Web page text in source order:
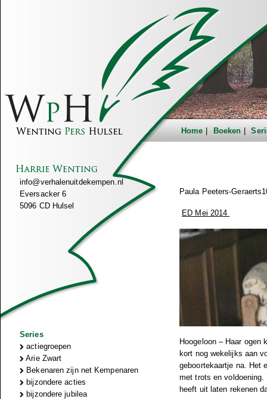
Home Boeken
info@verhalenuitdekempen.nl
Eversacker 6
5096 CD Hulsel
Series
actiegroepen
Arie Zwart
Bekenaren zijn net Kempenaren
bijzondere acties
bijzondere jubilea
Paula Peeters-
ED Mei 2014
Hoogeloon – Haar ogen
kort nog wekelijks aan
geboortekaartje na. Het
met trots en
heeft uit laten rekenen